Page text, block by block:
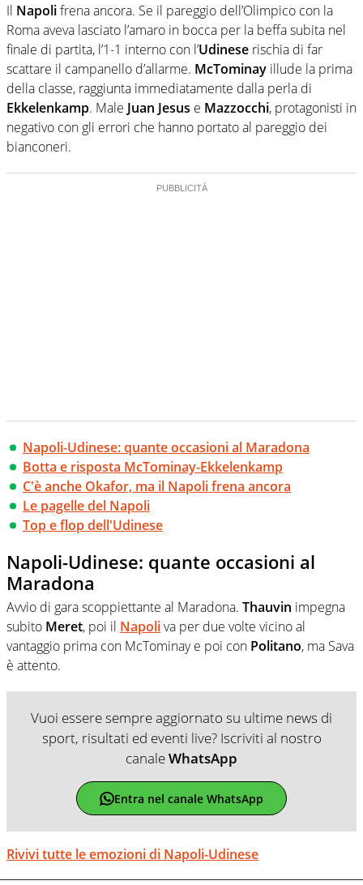
Il Napolifrena ancora. Se il pareggio dell’Olimpico con la
Roma aveva lasciato l’amaro in bocca per la beffa subita nel
finale di partita, l’1-1 interno con l’Udinese rischia di far
scattare il campanello d’allarme. McTominay illude la prima
della classe, raggiunta immediatamente dalla perla di
Ekkelenkamp. Male Juan Jesus e Mazzocchi, protagonisti in
negativo con gli errori che hanno portato al pareggio dei
bianconeri.
Napoli-Udinese: quante occasioni al Maradona
Botta e risposta McTominay-Ekkelenkamp
C'è anche Okafor, ma il Napoli frena ancora
Le pagelle del Napoli
Top e flop dell'Udinese
Napoli-Udinese: quante occasioni al
Maradona
Avvio di gara scoppiettante al Maradona. Thauvin impegna
subito Meret, poi il Napoliva per due volte vicino al
vantaggio prima con McTominay e poi con Politano, ma Sava
è attento.
Vuoi essere sempre aggiornato su ultime news di
sport, risultati ed eventi live? Iscriviti al nostro
canaleWhatsApp
Entra nel canale WhatsApp
Rivivi tutte le emozioni di Napoli-Udinese